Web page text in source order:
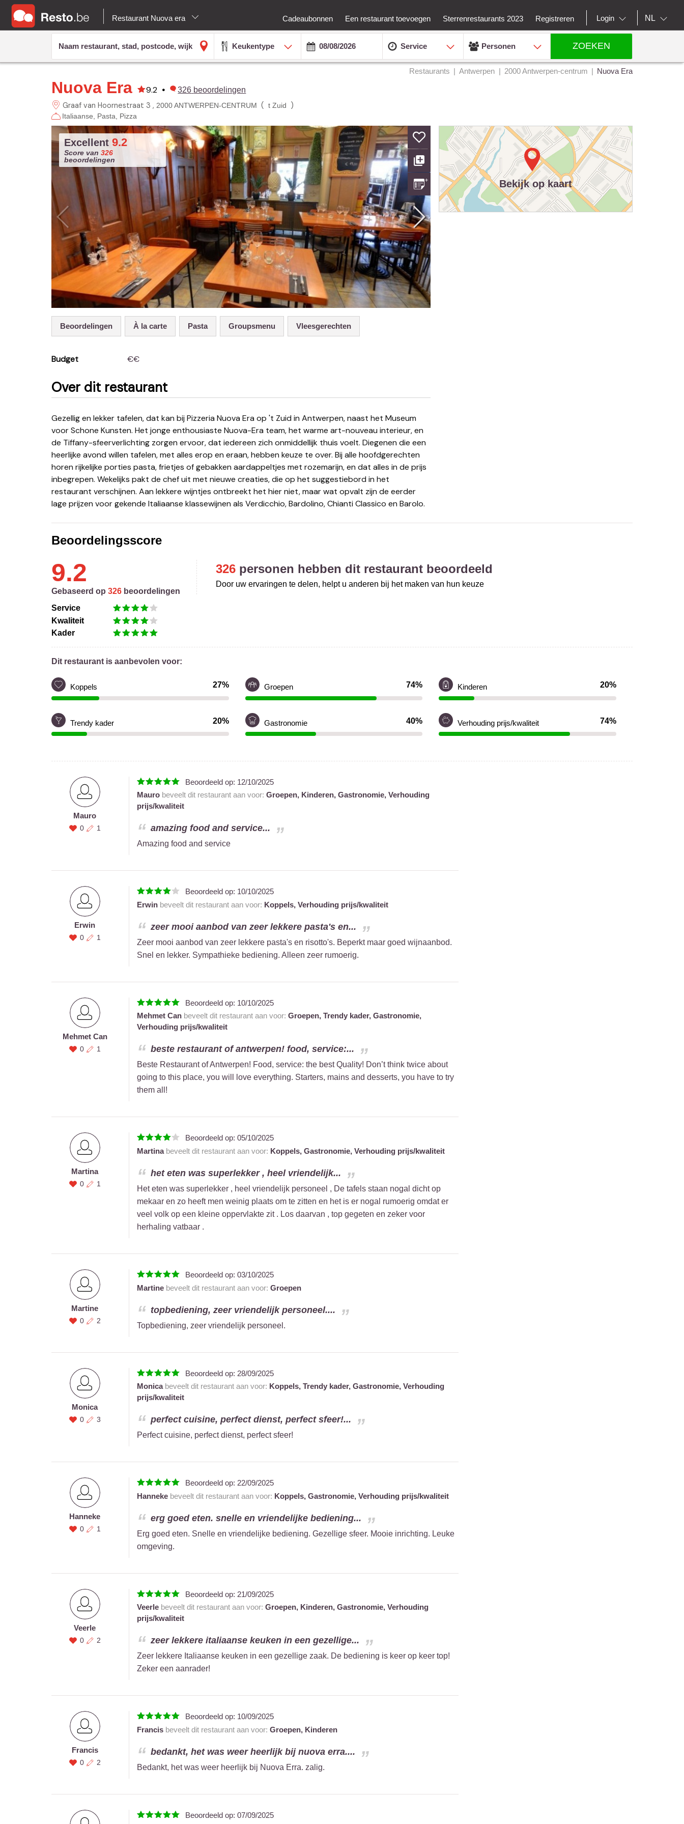
Restaurant Nuova era Cadeaubonnen Een restaurant toevoegen Sterrenrestaurants 2023 Registreren Login NL
Keukentype Service Personen ZOEKEN
Restaurants Antwerpen 2000 Antwerpen-centrum Nuova Era
Nuova Era 9.2 • 326 beoordelingen
Graaf van Hoornestraat 3 2000 ANTWERPEN-CENTRUM ( t Zuid )
Italiaanse Pasta Pizza
Excellent 9.2
Score van 326
beoordelingen
Beoordelingen À la carte Pasta Groupsmenu Vleesgerechten
Budget €€
Over dit restaurant
Gezellig en lekker tafelen, dat kan bij Pizzeria Nuova Era op 't Zuid in Antwerpen, naast het Museum
voor Schone Kunsten. Het jonge enthousiaste Nuova-Era team, het warme art-nouveau interieur, en
de Tiffany-sfeerverlichting zorgen ervoor, dat iedereen zich onmiddellijk thuis voelt. Diegenen die een
heerlijke avond willen tafelen, met alles erop en eraan, hebben keuze te over. Bij alle hoofdgerechten
horen rijkelijke porties pasta, frietjes of gebakken aardappeltjes met rozemarijn, en dat alles in de prijs
inbegrepen. Wekelijks pakt de chef uit met nieuwe creaties, die op het suggestiebord in het
restaurant verschijnen. Aan lekkere wijntjes ontbreekt het hier niet, maar wat opvalt zijn de eerder
lage prijzen voor gekende Italiaanse klassewijnen als Verdicchio, Bardolino, Chianti Classico en Barolo.
Bekijk op kaart
Beoordelingsscore
9.2
Gebaseerd op 326 beoordelingen
Service
Kwaliteit
Kader
326 personen hebben dit restaurant beoordeeld
Door uw ervaringen te delen, helpt u anderen bij het maken van hun keuze
Dit restaurant is aanbevolen voor:
Koppels 27% Groepen 74% Kinderen 20%
Trendy kader 20% Gastronomie 40% Verhouding prijs/kwaliteit 74%
Mauro
0 1
Beoordeeld op: 12/10/2025
Maurobeveelt dit restaurant aan voor: Groepen, Kinderen, Gastronomie, Verhouding
prijs/kwaliteit
amazing food and service...
Amazing food and service
Erwin
0 1
Beoordeeld op: 10/10/2025
Erwinbeveelt dit restaurant aan voor: Koppels, Verhouding prijs/kwaliteit
zeer mooi aanbod van zeer lekkere pasta's en...
Zeer mooi aanbod van zeer lekkere pasta's en risotto's. Beperkt maar goed wijnaanbod.
Snel en lekker. Sympathieke bediening. Alleen zeer rumoerig.
Mehmet Can
0 1
Beoordeeld op: 10/10/2025
Mehmet Canbeveelt dit restaurant aan voor: Groepen, Trendy kader, Gastronomie,
Verhouding prijs/kwaliteit
beste restaurant of antwerpen! food, service:...
Beste Restaurant of Antwerpen! Food, service: the best Quality! Don’t think twice about
going to this place, you will love everything. Starters, mains and desserts, you have to try
them all!
Martina
0 1
Beoordeeld op: 05/10/2025
Martinabeveelt dit restaurant aan voor: Koppels, Gastronomie, Verhouding prijs/kwaliteit
het eten was superlekker , heel vriendelijk...
Het eten was superlekker , heel vriendelijk personeel , De tafels staan nogal dicht op
mekaar en zo heeft men weinig plaats om te zitten en het is er nogal rumoerig omdat er
veel volk op een kleine oppervlakte zit . Los daarvan , top gegeten en zeker voor
herhaling vatbaar .
Martine
0 2
Beoordeeld op: 03/10/2025
Martinebeveelt dit restaurant aan voor: Groepen
topbediening, zeer vriendelijk personeel....
Topbediening, zeer vriendelijk personeel.
Monica
0 3
Beoordeeld op: 28/09/2025
Monicabeveelt dit restaurant aan voor: Koppels, Trendy kader, Gastronomie, Verhouding
prijs/kwaliteit
perfect cuisine, perfect dienst, perfect sfeer!...
Perfect cuisine, perfect dienst, perfect sfeer!
Hanneke
0 1
Beoordeeld op: 22/09/2025
Hannekebeveelt dit restaurant aan voor: Koppels, Gastronomie, Verhouding prijs/kwaliteit
erg goed eten. snelle en vriendelijke bediening...
Erg goed eten. Snelle en vriendelijke bediening. Gezellige sfeer. Mooie inrichting. Leuke
omgeving.
Veerle
0 2
Beoordeeld op: 21/09/2025
Veerlebeveelt dit restaurant aan voor: Groepen, Kinderen, Gastronomie, Verhouding
prijs/kwaliteit
zeer lekkere italiaanse keuken in een gezellige...
Zeer lekkere Italiaanse keuken in een gezellige zaak. De bediening is keer op keer top!
Zeker een aanrader!
Francis
0 2
Beoordeeld op: 10/09/2025
Francisbeveelt dit restaurant aan voor: Groepen, Kinderen
bedankt, het was weer heerlijk bij nuova erra....
Bedankt, het was weer heerlijk bij Nuova Erra. zalig.
Beoordeeld op: 07/09/2025